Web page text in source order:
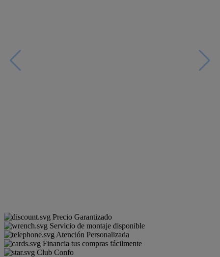
Precio Garantizado
Servicio de montaje disponible
Atención Personalizada
Financia tus compras fácilmente
Club Confo